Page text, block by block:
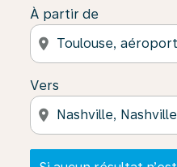
À partir de
location_on
Vers
location_on